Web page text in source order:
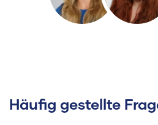
Häufig gestellte